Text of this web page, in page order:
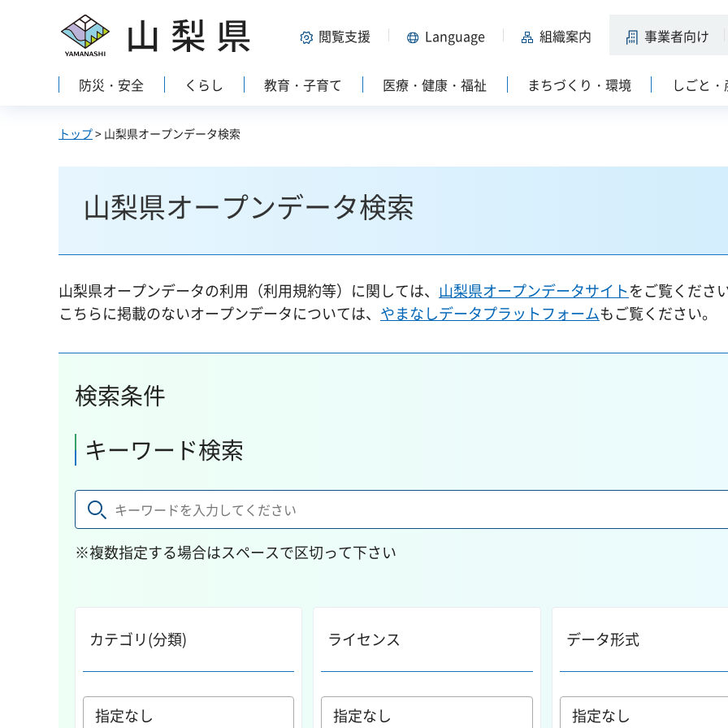
山梨県 閲覧支援 Language 組織案内 事業者向け
防災・安全 くらし 教育・子育て 医療・健康・福祉 まちづくり・環境 しごと
トップ> 山梨県オープンデータ検索
山梨県オープンデータ検索
山梨県オープンデータの利用（利用規約等）に関しては、 山梨県オープンデータサイトをご覧くださ
こちらに掲載のないオープンデータについては、 やまなしデータプラットフォームもご覧ください。
検索条件
キーワード検索
※複数指定する場合はスペースで区切って下さい
カテゴリ(分類) ライセンス データ形式